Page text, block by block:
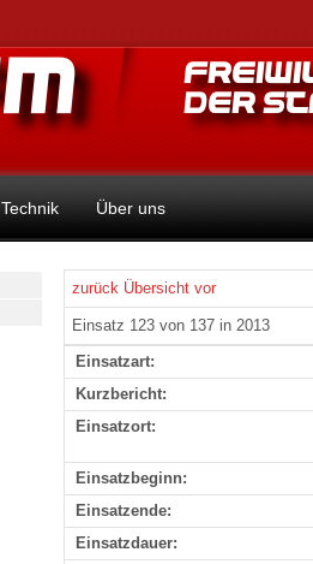
Technik Über uns
zurück Übersicht vor
Einsatz 123 von 137 in 2013
Einsatzart:
Kurzbericht:
Einsatzort:
Einsatzbeginn:
Einsatzende:
Einsatzdauer: